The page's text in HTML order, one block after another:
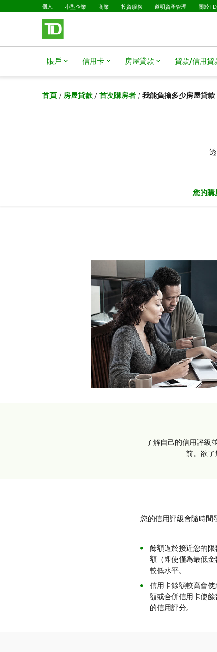
略過進入主要內容
個人 已選擇小型企業 商業 投資服務 道明資產管理 關於
賬戶 信用卡 房屋貸款​​​​​​​ 貸款/信用貸
首頁 / 房屋貸款 / 首次購房者 / 我能負擔多少房屋貸款
您的購
了解自己的信用評級
前。欲了
您的信用評級會隨時間
餘額過於接近您的
額（即使僅為最低
較低水平。
信用卡餘額較高會
額或合併信用卡使
的信用評分。